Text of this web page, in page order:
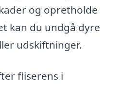
og opretholde
kan du undgå dyre
udskiftninger.
fliserens i